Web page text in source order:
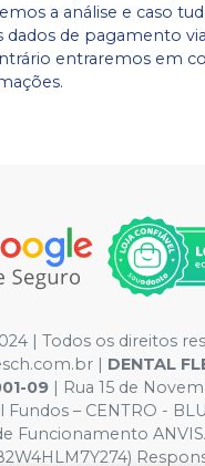
a análise e caso
dados de pagamento
entraremos em
| Todos os direitos
| DENTAL
09 | Rua 15 de
– CENTRO -
Funcionamento